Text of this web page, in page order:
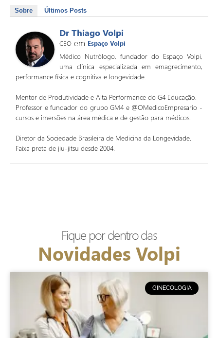
Sobre Últimos Posts
Dr Thiago Volpi
CEO em Espaço Volpi
Médico Nutrólogo, fundador do Espaço Volpi,
uma clínica especializada em emagrecimento,
performance física e cognitiva e longevidade.
Mentor de Produtividade e Alta Performance do G4 Educação.
Professor e fundador do grupo GM4 e @OMedicoEmpresario -
cursos e imersões na área médica e de gestão para médicos.
Diretor da Sociedade Brasileira de Medicina da Longevidade.
Faixa preta de jiu-jitsu desde 2004.
Fique por dentro das
Novidades Volpi
GINECOLOGIA